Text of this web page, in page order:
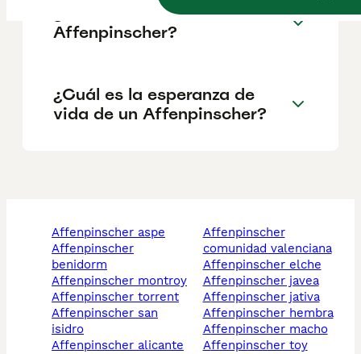
¿Qué tamaño tiene un
Affenpinscher?
¿Cuál es la esperanza de
vida de un Affenpinscher?
affenpinscher aspe
affenpinscher
benidorm
affenpinscher montroy
affenpinscher torrent
affenpinscher san
isidro
affenpinscher alicante
affenpinscher
comunidad valenciana
affenpinscher elche
affenpinscher javea
affenpinscher jativa
affenpinscher hembra
affenpinscher macho
affenpinscher toy